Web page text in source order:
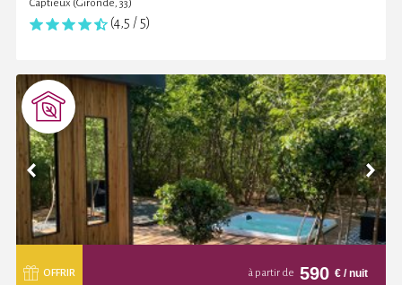
Captieux (Gironde, 33)
(4,5 / 5)
OFFRIR à partir de 590 € / nuit